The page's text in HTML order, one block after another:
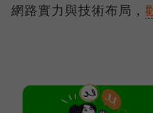
網路實力與技術布局，